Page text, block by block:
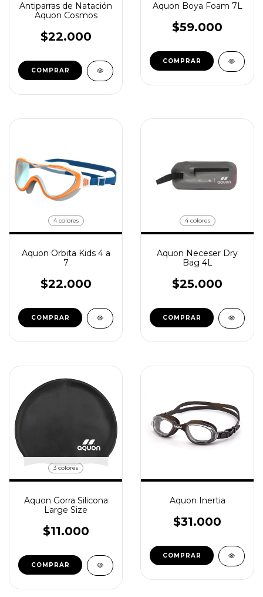
Antiparras de Natación
Aquon Cosmos
$22.000
COMPRAR
Aquon Boya Foam 7L
$59.000
COMPRAR
4 colores
Aquon Orbita Kids 4 a
7
$22.000
COMPRAR
4 colores
Aquon Neceser Dry
Bag 4L
$25.000
COMPRAR
3 colores
Aquon Gorra Silicona
Large Size
$11.000
COMPRAR
Aquon Inertia
$31.000
COMPRAR